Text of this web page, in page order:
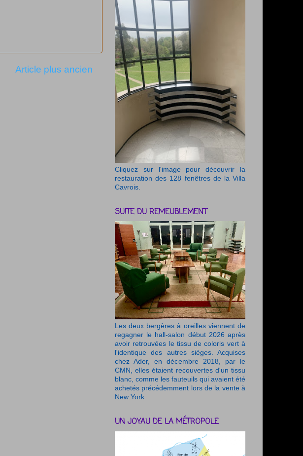
Article plus ancien
Cliquez sur l'image pour découvrir la
restauration des 128 fenêtres de la Villa
Cavrois.
SUITE DU REMEUBLEMENT
Les deux bergères à oreilles viennent de
regagner le hall-salon début 2026 après
avoir retrouvées le tissu de coloris vert à
l'identique des autres sièges. Acquises
chez Ader, en décembre 2018, par le
CMN, elles étaient recouvertes d'un tissu
blanc, comme les fauteuils qui avaient été
achetés précédemment lors de la vente à
New York.
UN JOYAU DE LA MÉTROPOLE